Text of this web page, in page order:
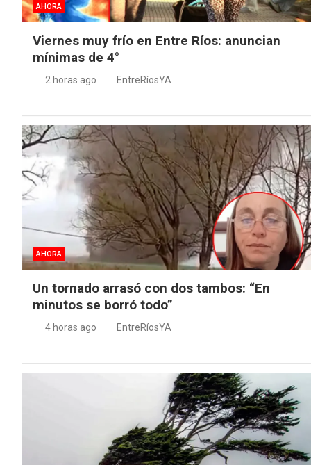
AHORA
Viernes muy frío en Entre Ríos: anuncian
mínimas de 4°
2 horas ago EntreRíosYA
AHORA
Un tornado arrasó con dos tambos: “En
minutos se borró todo”
4 horas ago EntreRíosYA